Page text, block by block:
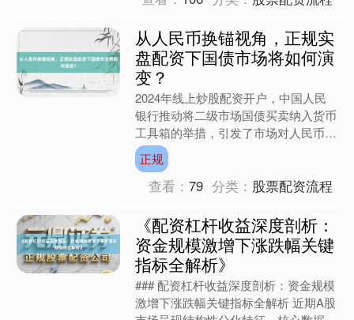
从人民币换锚视角，正规实
盘配资下国债市场将如何演
变？
2024年线上炒股配资开户，中国人民
银行推动将二级市场国债买卖纳入货币
工具箱的举措，引发了市场对人民币锚
定物调整的广泛讨论。这一讨论并非孤
立事件，其背后折射出中....
正规
查看：79 分类： 股票配资流程
《配资杠杆收益深度剖析：
资金规模激增下涨跌幅关键
指标全解析》
### 配资杠杆收益深度剖析：资金规模
激增下涨跌幅关键指标全解析 近期A股